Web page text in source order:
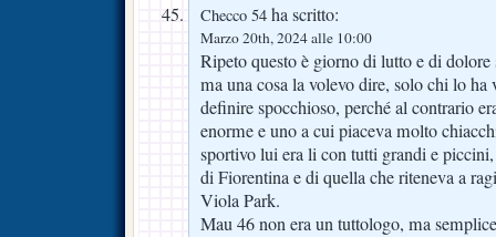
Checco 54 ha scritto:
Marzo 20th, 2024 alle 10:00
Ripeto questo è giorno di lutto e di
ma una cosa la volevo dire, solo chi lo
definire spocchioso, perché al contrario
enorme e uno a cui piaceva molto
sportivo lui era li con tutti grandi e
di Fiorentina e di quella che riteneva a
Viola Park.
Mau 46 non era un tuttologo, ma